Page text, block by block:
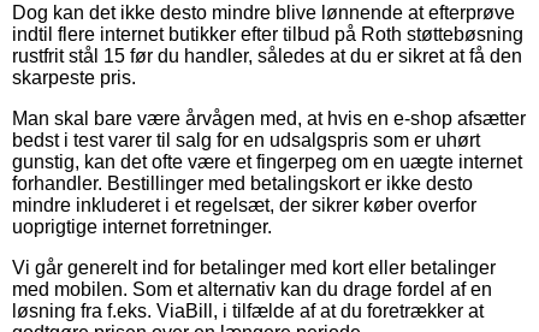
Dog kan det ikke desto mindre blive lønnende at efterprøve
indtil flere internet butikker efter tilbud på Roth støttebøsning
rustfrit stål 15 før du handler, således at du er sikret at få den
skarpeste pris.
Man skal bare være årvågen med, at hvis en e-shop afsætter
bedst i test varer til salg for en udsalgspris som er uhørt
gunstig, kan det ofte være et fingerpeg om en uægte internet
forhandler. Bestillinger med betalingskort er ikke desto
mindre inkluderet i et regelsæt, der sikrer køber overfor
uoprigtige internet forretninger.
Vi går generelt ind for betalinger med kort eller betalinger
med mobilen. Som et alternativ kan du drage fordel af en
løsning fra f.eks. ViaBill, i tilfælde af at du foretrækker at